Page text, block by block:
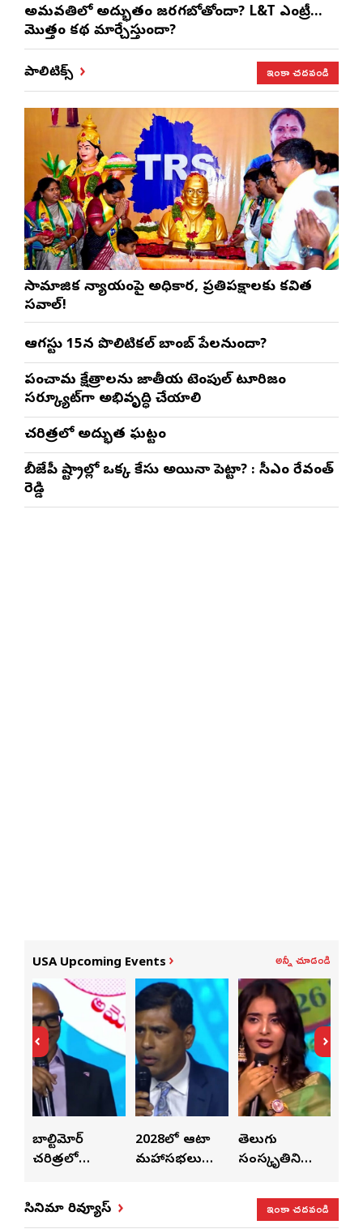
అమరావతిలో అద్భుతం జరగబోతోందా? L&T ఎంట్రీ…
మొత్తం కథ మార్చేస్తుందా?
పాలిటిక్స్ ఇంకా చదవండి
సామాజిక న్యాయంపై అధికార, ప్రతిపక్షాలకు కవిత
సవాల్!
ఆగస్టు 15న పొలిటికల్ బాంబ్ పేలనుందా?
పంచారామ క్షేత్రాలను జాతీయ టెంపుల్ టూరిజం
సర్క్యూట్‌గా అభివృద్ధి చేయాలి
చరిత్రలో అద్భుత ఘట్టం
బీజేపీ రాష్ట్రాల్లో ఒక్క కేసు అయినా పెట్టారా? : సీఎం రేవంత్
రెడ్డి
USA Upcoming Events అన్నీ చూడండి
బాల్టిమోర్
చరిత్రలో
వేడుక ఇది: శ్రీధర్
బానాల
2028లో ఆటా
మహాసభలు
తెలుగు
సంస్కృతిని
అనన్య నాగళ్ల
సినిమా రివ్యూస్ ఇంకా చదవండి